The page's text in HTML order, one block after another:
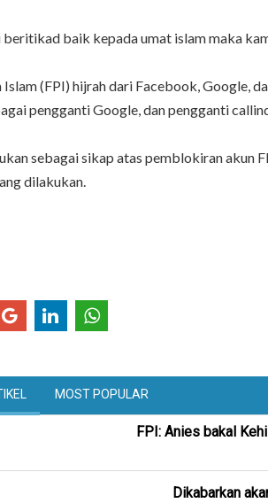
beritikad baik kepada umat islam maka
Islam (FPI) hijrah dari Facebook, Google,
pengganti Google, dan pengganti
sebagai sikap atas pemblokiran akun
dilakukan.
MOST POPULAR
FPI: Anies bakal
Dikabarkan